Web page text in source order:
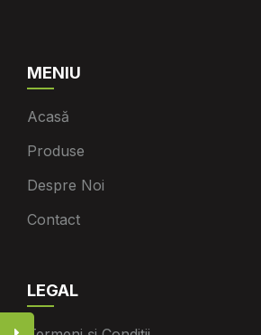
MENIU
Acasă
Produse
Despre Noi
Contact
LEGAL